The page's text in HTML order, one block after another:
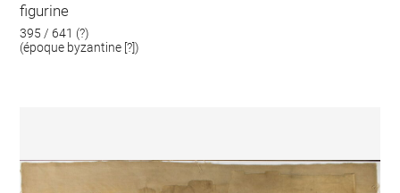
figurine
395 / 641 (?)
(époque byzantine [?])